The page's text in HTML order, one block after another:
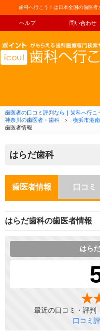
歯科へ行こう！は日本全国の歯医
ヘルプ 問い合わせ
歯医者の口コミ評判なら｜歯科へ行こ
神奈川の歯医者・歯科
＞ 横浜市港
歯医者情報
はらだ歯科
歯医者情報 口コミ
はらだ歯科の歯医者情報
はら
最近の口コミ・評判
口コミ